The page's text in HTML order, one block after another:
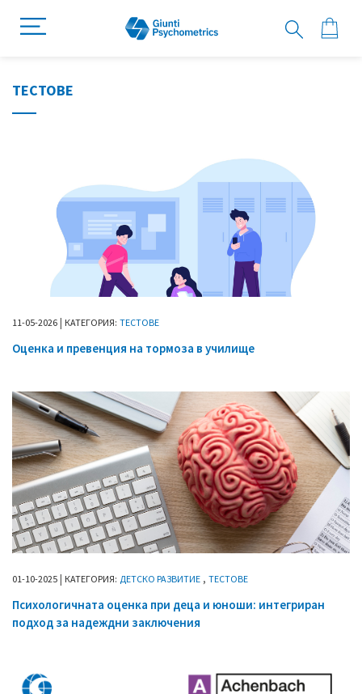
ТЕСТОВЕ
11-05-2026 | КАТЕГОРИЯ: ТЕСТОВЕ
Оценка и превенция на тормоза в училище
01-10-2025 | КАТЕГОРИЯ: ДЕТСКО РАЗВИТИЕ , ТЕСТОВЕ
Психологичната оценка при деца и юноши: интегриран
подход за надеждни заключения